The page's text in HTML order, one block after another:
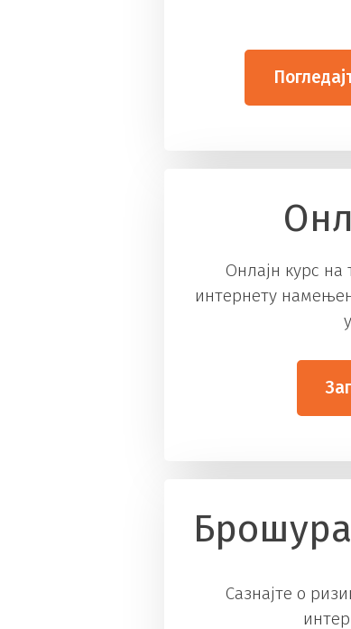
Онлајн курс на
интернету
Сазнајте о